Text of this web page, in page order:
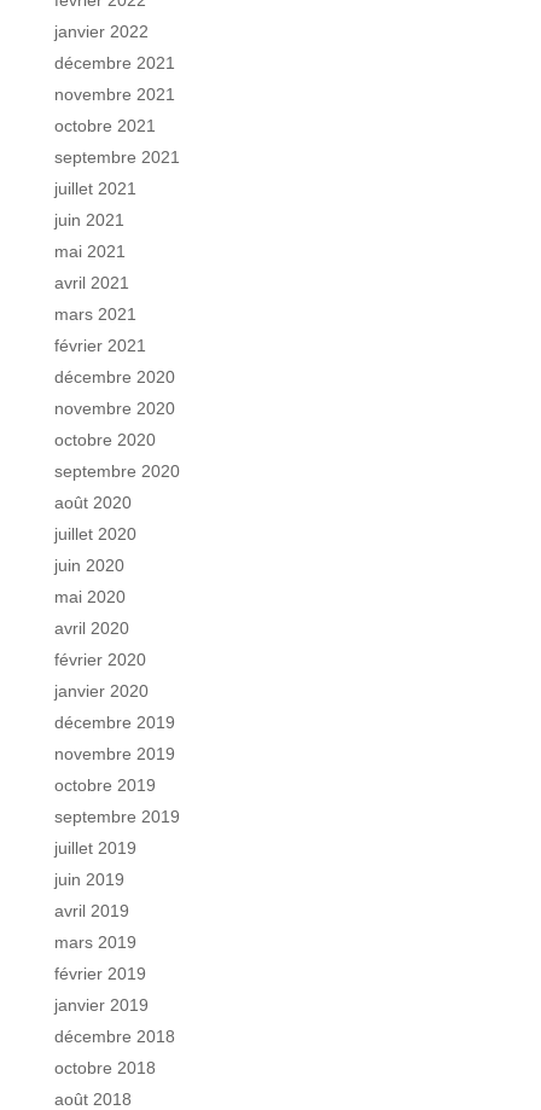
janvier 2022
décembre 2021
novembre 2021
octobre 2021
septembre 2021
juillet 2021
juin 2021
mai 2021
avril 2021
mars 2021
février 2021
décembre 2020
novembre 2020
octobre 2020
septembre 2020
août 2020
juillet 2020
juin 2020
mai 2020
avril 2020
février 2020
janvier 2020
décembre 2019
novembre 2019
octobre 2019
septembre 2019
juillet 2019
juin 2019
avril 2019
mars 2019
février 2019
janvier 2019
décembre 2018
octobre 2018
août 2018